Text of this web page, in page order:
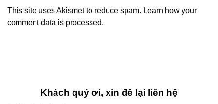
This site uses Akismet to reduce spam. Learn how your
comment data is processed.
Khách quý ơi, xin để lại liên hệ